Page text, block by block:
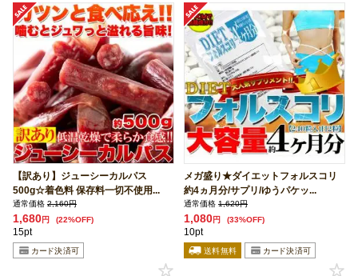
【訳あり】ジューシーカルパス
500g☆着色料 保存料一切不使用...
通常価格 2,160円
1,680円 (22%OFF)
15pt
メガ盛り★ダイエットフォルスコリ
約4ヵ月分/サプリ/ゆうパケッ...
通常価格 1,620円
1,080円 (33%OFF)
10pt